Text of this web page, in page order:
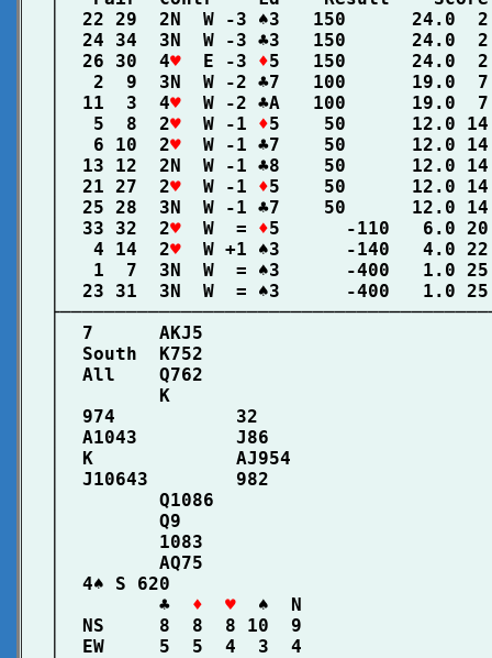
│  22 29  2N  W -3 ♠3   150      24.0
│  24 34  3N  W -3 ♣3   150      24.0
│  26 30  4♥
  E -3
♦5   150      24.0
│   2  9  3N  W -2 ♣7   100      19.0
│  11  3  4♥
W -2 ♣A   100      19.0
│   5  8  2♥
  W -1
♦5    50      12.0
│   6 10  2♥
W -1 ♣7    50      12.0
│  13 12  2N  W -1 ♣8    50      12.0
│  21 27  2♥
  W -1
♦5    50      12.0
│  25 28  3N  W -1 ♣7    50      12.0
│  33 32  2♥
  W  =
♦5      -110   6.0
│   4 14  2♥
W +1 ♠3      -140   4.0
│   1  7  3N  W  = ♠3      -400   1.0
│  23 31  3N  W  = ♠3      -400   1.0
│  7      AKJ5
│  South  K752
│  All    Q762
│         K
│  974           32
│  A1043         J86
│  K             AJ954
│  J10643        982
│         Q1086
│         Q9
│         1083
│         AQ75
│  4♠ S 620
│         ♣ ♦  ♥
♠  N
│  NS     8  8  8 10  9
│  EW     5  5  4  3  4